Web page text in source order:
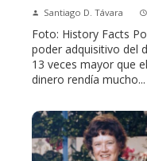
Santiago D. Távara
Foto: History Facts
poder adquisitivo del
13 veces mayor que
dinero rendía mucho...